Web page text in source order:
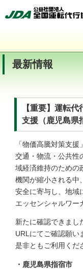
最新情報
【重要】運転
支援（鹿児島県
「物価高騰対策支
交通・物流・公共性
域経済維持のための
機関が縮小される中
安全に寄与し、地域
エッセンシャルワー
新たに確認できまし
URLにてご確認願い
是非ともご利用くだ
・鹿児島県指宿市